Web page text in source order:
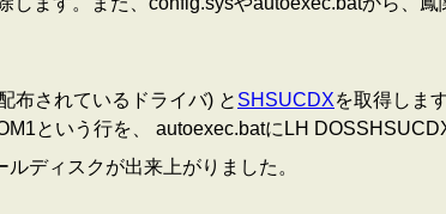
布されているドライバ) と SHSUCDXを取得しま
という行を、 autoexec.batにLH
ディスクが出来上がりました。